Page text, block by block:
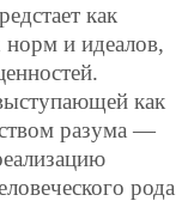
как
норм и идеалов,
как
разума —
рода